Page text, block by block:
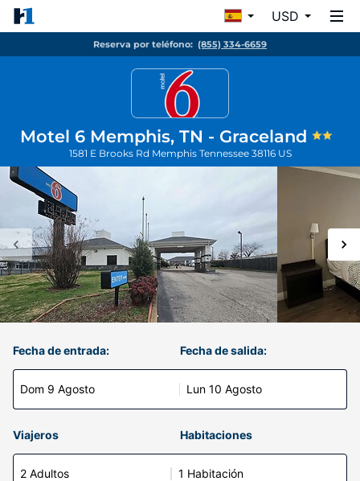
USD
Reserva por teléfono: (855) 334-6659
Motel 6 Memphis, TN - Graceland
1581 E Brooks Rd Memphis Tennessee 38116 US
Fecha de entrada:
Dom 9 Agosto
Fecha de salida:
Lun 10 Agosto
Viajeros Habitaciones
2 Adultos 1 Habitación